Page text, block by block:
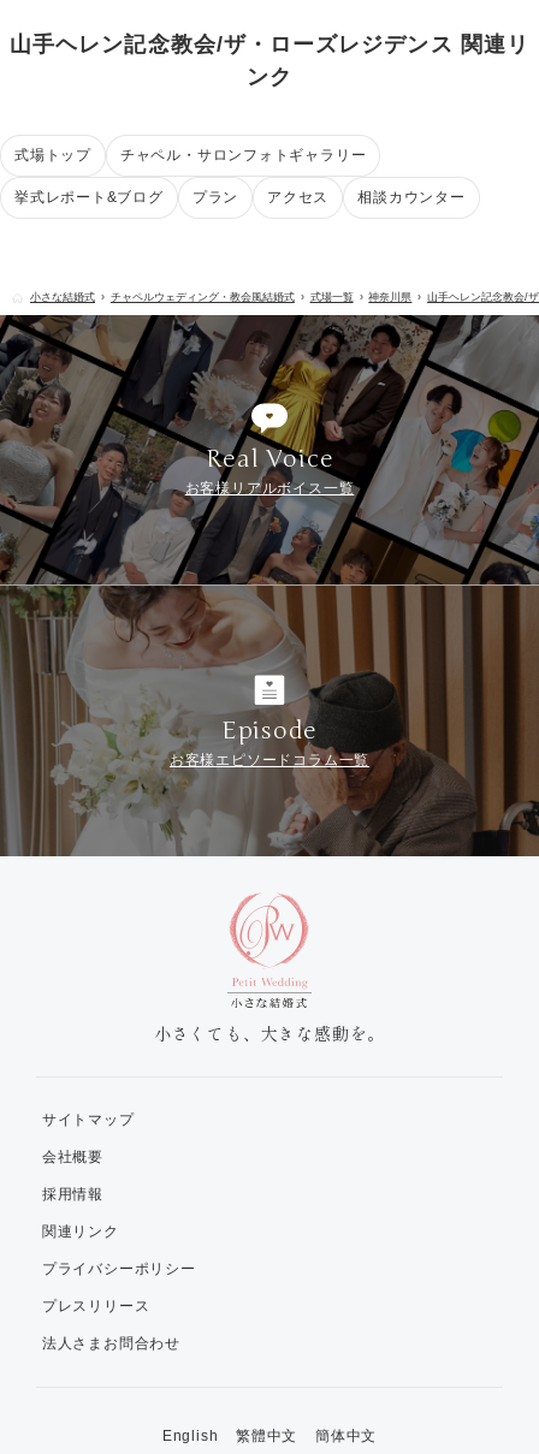
山手ヘレン記念教会/ザ・ローズレジデンス 関連リ
ンク
式場トップ チャペル・サロンフォトギャラリー
挙式レポート&ブログ プラン アクセス 相談カウンター
小さな結婚式 チャペルウェディング・教会風結婚式 式場一覧 神奈川県 山手ヘレン記念教会/
Real Voice
お客様リアルボイス一覧
Episode
お客様エピソードコラム一覧
小さくても、大きな感動を。
サイトマップ
会社概要
採用情報
関連リンク
プライバシーポリシー
プレスリリース
法人さまお問合わせ
English 繁體中文 簡体中文